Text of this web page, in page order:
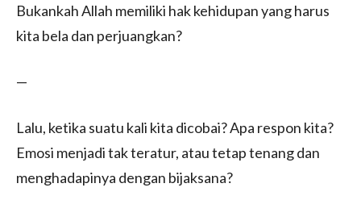
Bukankah Allah memiliki hak kehidupan yang harus
kita bela dan perjuangkan?
—
Lalu, ketika suatu kali kita dicobai? Apa respon kita?
Emosi menjadi tak teratur, atau tetap tenang dan
menghadapinya dengan bijaksana?